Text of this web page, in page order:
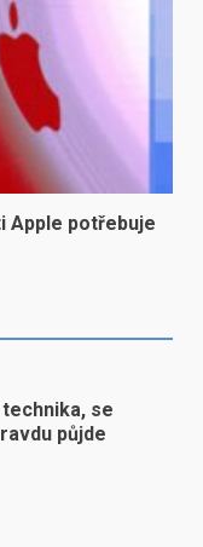
Apple potřebuje
se
půjde